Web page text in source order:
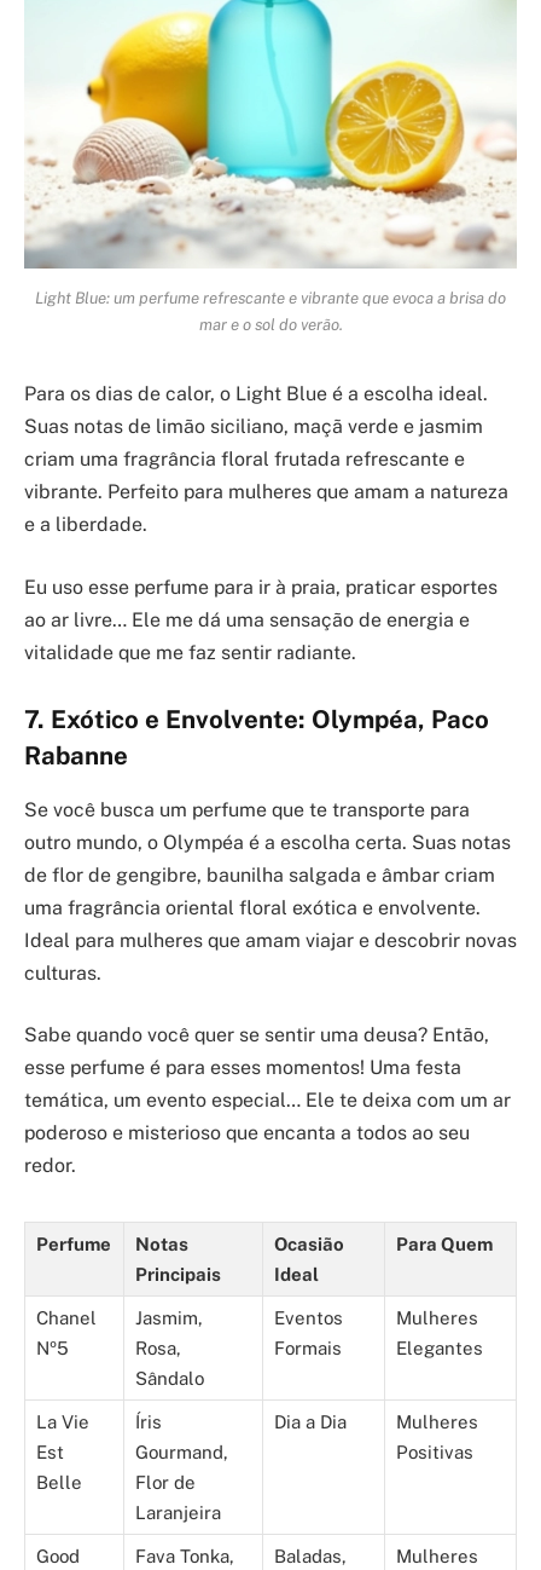
Light Blue: um perfume refrescante e vibrante que evoca a brisa do
mar e o sol do verão.
Para os dias de calor, o Light Blue é a escolha ideal.
Suas notas de limão siciliano, maçã verde e jasmim
criam uma fragrância floral frutada refrescante e
vibrante. Perfeito para mulheres que amam a natureza
e a liberdade.
Eu uso esse perfume para ir à praia, praticar esportes
ao ar livre… Ele me dá uma sensação de energia e
vitalidade que me faz sentir radiante.
7. Exótico e Envolvente: Olympéa, Paco
Rabanne
Se você busca um perfume que te transporte para
outro mundo, o Olympéa é a escolha certa. Suas notas
de flor de gengibre, baunilha salgada e âmbar criam
uma fragrância oriental floral exótica e envolvente.
Ideal para mulheres que amam viajar e descobrir novas
culturas.
Sabe quando você quer se sentir uma deusa? Então,
esse perfume é para esses momentos! Uma festa
temática, um evento especial… Ele te deixa com um ar
poderoso e misterioso que encanta a todos ao seu
redor.
Perfume
Notas
Principais
Ocasião
Ideal
Para Quem
Chanel
Nº5
Jasmim,
Rosa,
Sândalo
Eventos
Formais
Mulheres
Elegantes
La Vie
Est
Belle
Íris
Gourmand,
Flor de
Laranjeira
Dia a Dia
Mulheres
Positivas
Good
Fava Tonka,
Baladas,
Mulheres